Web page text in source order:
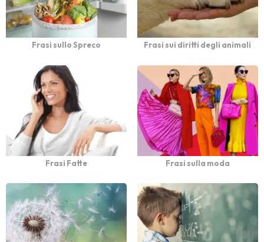
Frasi sullo Spreco Frasi sui diritti degli animali
Frasi Fatte Frasi sulla moda